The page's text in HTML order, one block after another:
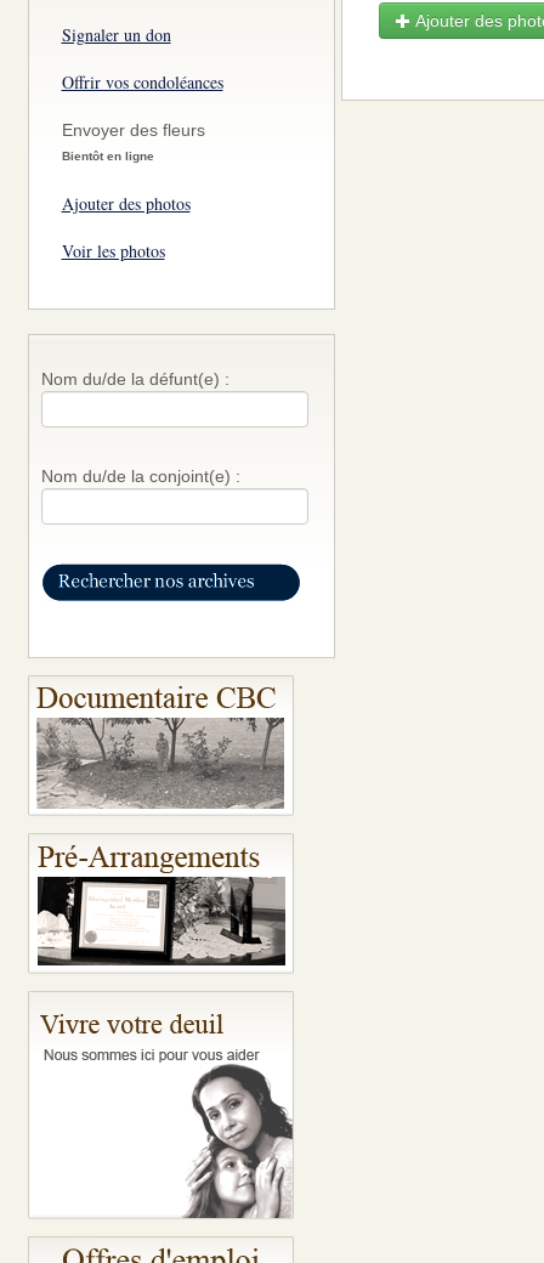
Signaler un don
Offrir vos condoléances
Envoyer des fleurs
Bientôt en ligne
Ajouter des photos
Voir les photos
Nom du/de la défunt(e) :
Nom du/de la conjoint(e) :
Ajouter des